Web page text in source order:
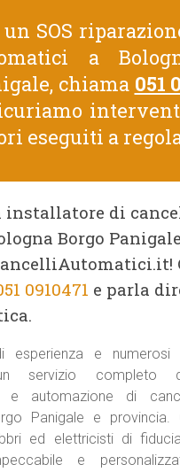
un SOS
a
chiama 051
eseguiti a regola
installatore di
Borgo
0910471 e parla
esperienza e numerosi
servizio completo
e automazione di
Panigale e provincia.
ed elettricisti di
e